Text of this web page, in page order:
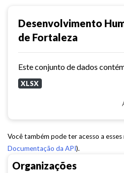
Organizações
Desenvolvimento
de Fortaleza
XLSX
Você também pode ter acesso a
Documentação da API).